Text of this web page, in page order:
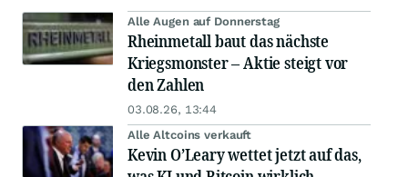
Alle Augen auf Donnerstag
Rheinmetall baut das nächste
Kriegsmonster – Aktie steigt vor
den Zahlen
03.08.26, 13:44
Alle Altcoins verkauft
Kevin O’Leary wettet jetzt auf das,